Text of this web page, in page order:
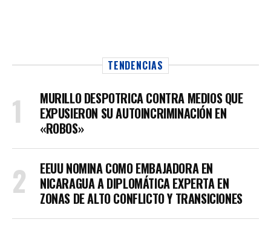
TENDENCIAS
MURILLO DESPOTRICA CONTRA MEDIOS QUE
EXPUSIERON SU AUTOINCRIMINACIÓN EN
«ROBOS»
EEUU NOMINA COMO EMBAJADORA EN
NICARAGUA A DIPLOMÁTICA EXPERTA EN
ZONAS DE ALTO CONFLICTO Y TRANSICIONES